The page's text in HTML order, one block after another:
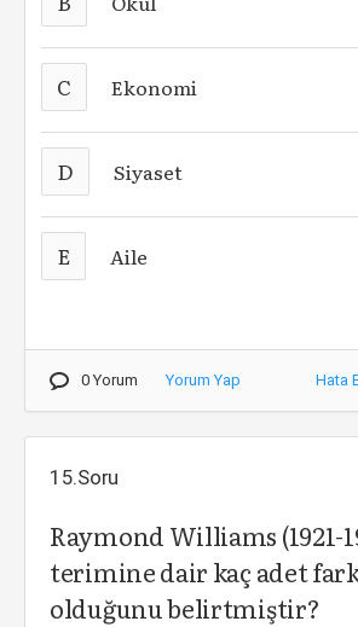
C Ekonomi
D Siyaset
E Aile
0 Yorum Yorum Yap Hata
15.Soru
Raymond Williams (1921-
terimine dair kaç adet
olduğunu belirtmiştir?